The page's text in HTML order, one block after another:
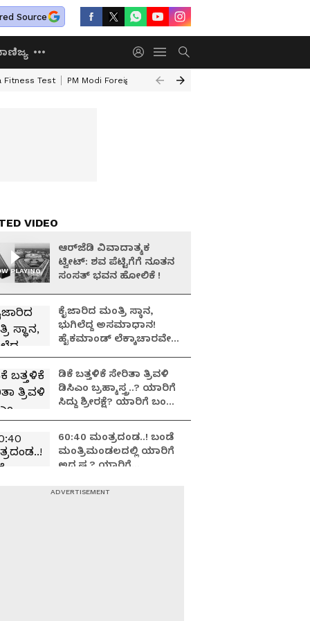
Source
Fitness Test PM Modi Foreign Travel Expenditure
VIDEO
PLAYING
ಆರ್‌ಜೆಡಿ ವಿವಾದಾತ್ಮಕ
ಟ್ವೀಟ್‌: ಶವ ಪೆಟ್ಟಿಗೆಗೆ ನೂತನ
ಸಂಸತ್‌ ಭವನ ಹೋಲಿಕೆ !
ಕೈಜಾರಿದ ಮಂತ್ರಿ ಸ್ಥಾನ,
ಭುಗಿಲೆದ್ದ ಅಸಮಾಧಾನ!
ಹೈಕಮಾಂಡ್ ಲೆಕ್ಕಾಚಾರವೇ
ಡಿಕೆ ಬತ್ತಳಿಕೆ ಸೇರಿತಾ ತ್ರಿವಳಿ
ಡಿಸಿಎಂ ಬ್ರಹ್ಮಾಸ್ತ್ರ..? ಯಾರಿಗೆ
ಸಿದ್ದು ಶ್ರೀರಕ್ಷೆ? ಯಾರಿಗೆ ಬಂಡೆ
60:40 ಮಂತ್ರದಂಡ..! ಬಂಡೆ
ಮಂತ್ರಿಮಂಡಲದಲ್ಲಿ ಯಾರಿಗೆ
ಅದೃಷ್ಟ? ಯಾರಿಗೆ